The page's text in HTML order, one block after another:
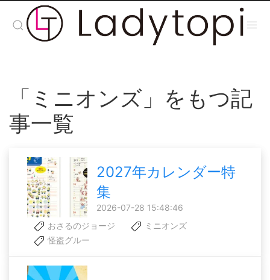
「ミニオンズ」をもつ記
事一覧
2027年カレンダー特
集
2026-07-28 15:48:46
おさるのジョージ
ミニオンズ
怪盗グルー